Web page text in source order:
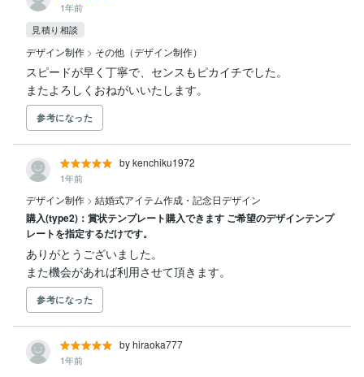
1年前
見積り相談
デザイン制作 > その他（デザイン制作）
スピードが早く丁寧で、センスもピカイチでした。
またよろしくおねがいいたします。
参考になった
by kenchiku1972
1年前
デザイン制作 > 結婚式アイテム作成・記念日デザイン
購入(type2)：賞状テンプレート購入できます ご希望のデザインテンプ
レートを指定するだけです。
ありがとうございました。
また機会があれば利用させて頂きます。
参考になった
by hiraoka777
1年前